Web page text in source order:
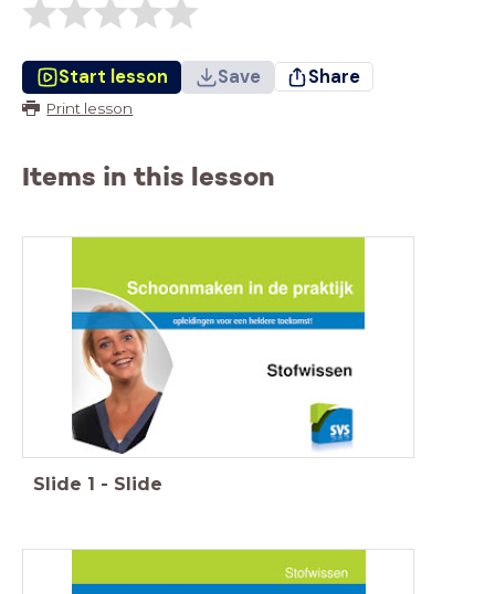
Start lesson Save Share
Print lesson
Items in this lesson
Slide 1 - Slide